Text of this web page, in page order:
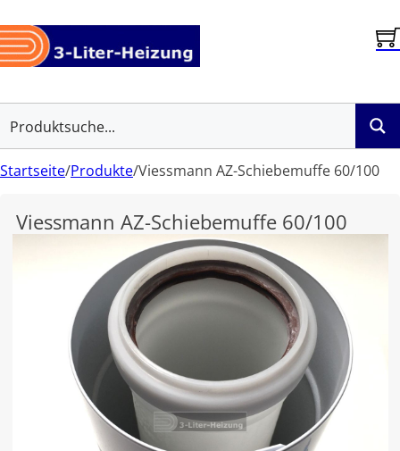
Startseite/Produkte/Viessmann AZ-Schiebemuffe 60/100
Viessmann AZ-Schiebemuffe 60/100